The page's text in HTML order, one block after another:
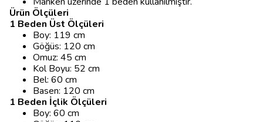
Ürün Ölçüleri
1 Beden Üst Ölçüleri
Boy: 119 cm
Göğüs: 120 cm
Omuz: 45 cm
Kol Boyu: 52 cm
Bel: 60 cm
Basen: 120 cm
1 Beden İçlik Ölçüleri
Boy: 60 cm